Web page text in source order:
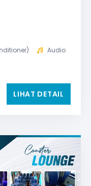
Audio
dll)LIHAT DETAIL